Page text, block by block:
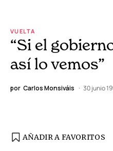
VUELTA
“Si el
así lo vemos”
por Carlos Monsiváis 30 junio
AÑADIR A FAVORITOS